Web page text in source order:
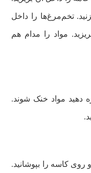
تخم‌مرغ‌ها را داخل
مواد را مدام هم
دهید مواد خنک شوند.
روی کاسه را بپوشانید‌.